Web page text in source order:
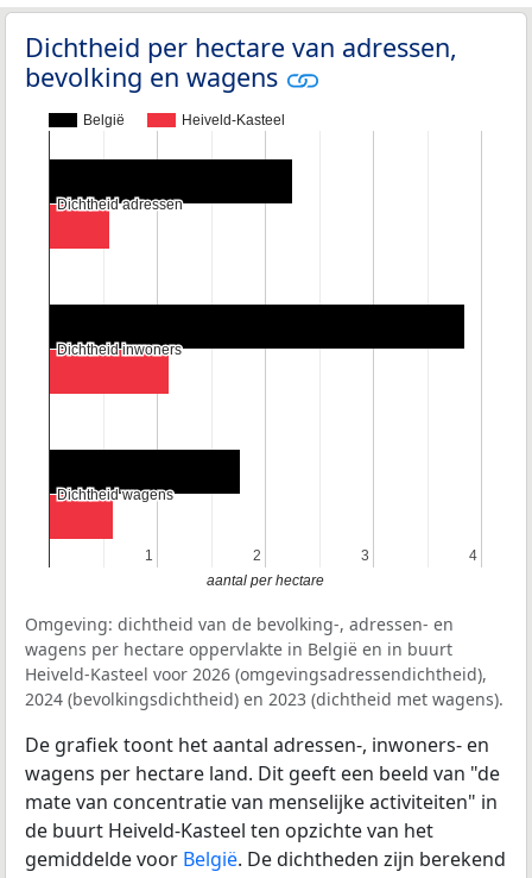
Dichtheid per hectare van adressen,
bevolking en wagens
België Heiveld-Kasteel
1
1 2
2 3
3 4
4
Dichtheid adressen
Dichtheid adressen
Dichtheid inwoners
Dichtheid inwoners
Dichtheid wagens
Dichtheid wagens
aantal per hectare
Omgeving: dichtheid van de bevolking-, adressen- en
wagens per hectare oppervlakte in België en in buurt
Heiveld-Kasteel voor 2026 (omgevingsadressendichtheid),
2024 (bevolkingsdichtheid) en 2023 (dichtheid met wagens).
De grafiek toont het aantal adressen-, inwoners- en
wagens per hectare land. Dit geeft een beeld van "de
mate van concentratie van menselijke activiteiten" in
de buurt Heiveld-Kasteel ten opzichte van het
gemiddelde voor België. De dichtheden zijn berekend